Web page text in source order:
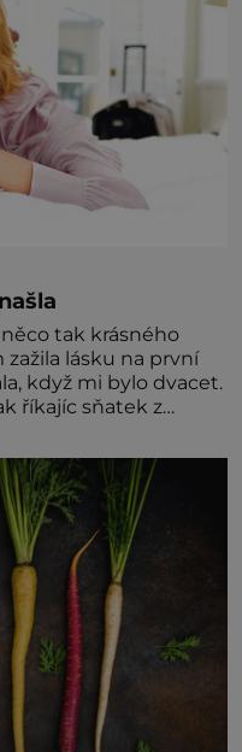
tak krásného
lásku na první
když mi bylo dvacet.
říkajíc sňatek z
nám oběma moc